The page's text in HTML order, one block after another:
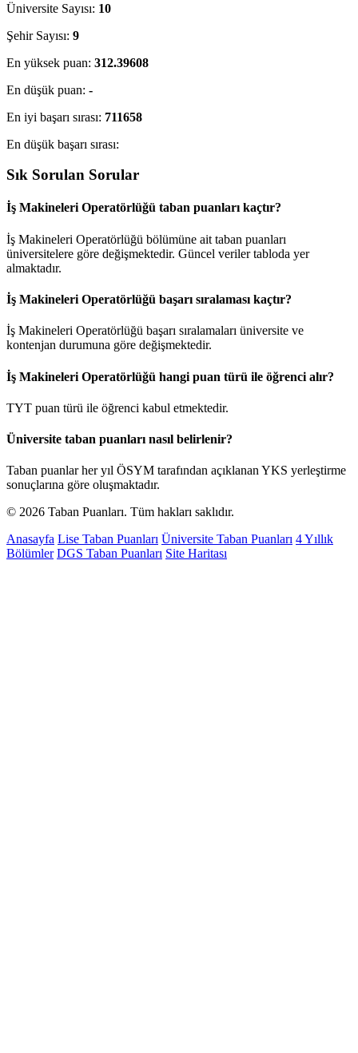
Üniversite Sayısı: 10
Şehir Sayısı: 9
En yüksek puan: 312.39608
En düşük puan: -
En iyi başarı sırası: 711658
En düşük başarı sırası:
Sık Sorulan Sorular
İş Makineleri Operatörlüğü taban puanları kaçtır?
İş Makineleri Operatörlüğü bölümüne ait taban puanları
üniversitelere göre değişmektedir. Güncel veriler tabloda yer
almaktadır.
İş Makineleri Operatörlüğü başarı sıralaması kaçtır?
İş Makineleri Operatörlüğü başarı sıralamaları üniversite ve
kontenjan durumuna göre değişmektedir.
İş Makineleri Operatörlüğü hangi puan türü ile öğrenci alır?
TYT puan türü ile öğrenci kabul etmektedir.
Üniversite taban puanları nasıl belirlenir?
Taban puanlar her yıl ÖSYM tarafından açıklanan YKS yerleştirme
sonuçlarına göre oluşmaktadır.
© 2026 Taban Puanları. Tüm hakları saklıdır.
Anasayfa Lise Taban Puanları Üniversite Taban Puanları 4 Yıllık
Bölümler DGS Taban Puanları Site Haritası